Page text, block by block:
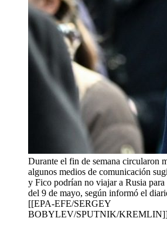
Durante el fin de semana circularon
algunos medios de comunicación
y Fico podrían no viajar a Rusia para
del 9 de mayo, según informó el
[[EPA-EFE/SERGEY
BOBYLEV/SPUTNIK/